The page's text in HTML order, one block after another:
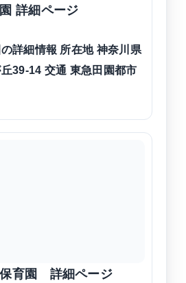
詳細ページ
詳細情報 所在地 神奈川県
39-14 交通 東急田園都市
育園 詳細ページ